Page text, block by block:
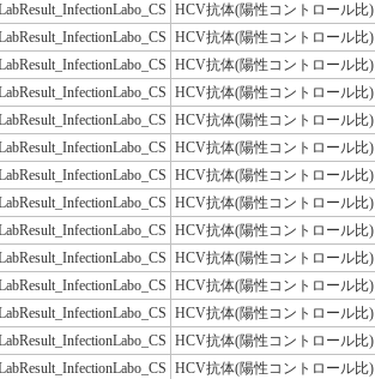
HCV抗体(陽性コントロール比)
HCV抗体(陽性コントロール比)
HCV抗体(陽性コントロール比)
HCV抗体(陽性コントロール比)
HCV抗体(陽性コントロール比)
HCV抗体(陽性コントロール比)
HCV抗体(陽性コントロール比)
HCV抗体(陽性コントロール比)
HCV抗体(陽性コントロール比)
HCV抗体(陽性コントロール比)
HCV抗体(陽性コントロール比)
HCV抗体(陽性コントロール比)
HCV抗体(陽性コントロール比)
HCV抗体(陽性コントロール比)